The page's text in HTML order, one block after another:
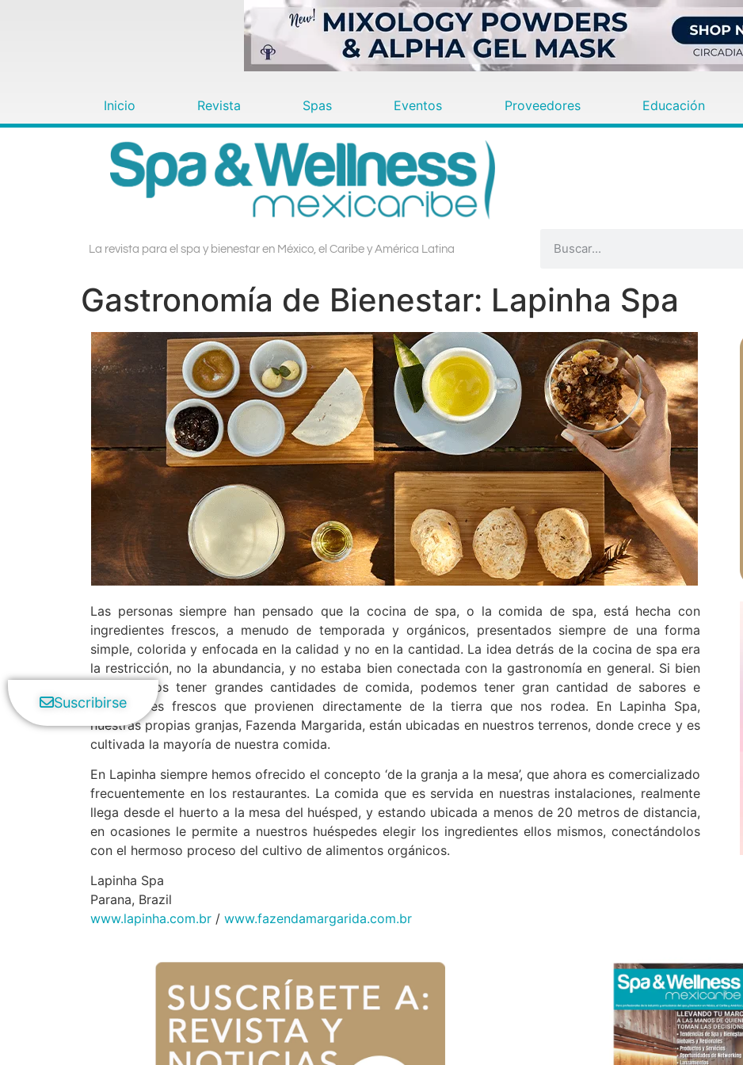
Inicio Revista Spas Eventos Proveedores Educación
La revista para el spa y bienestar en México, el Caribe y América Latina
Gastronomía de Bienestar: Lapinha Spa
Las personas siempre han pensado que la cocina de spa, o la comida de spa, está hecha con
ingredientes frescos, a menudo de temporada y orgánicos, presentados siempre de una forma
simple, colorida y enfocada en la calidad y no en la cantidad. La idea detrás de la cocina de spa era
la restricción, no la abundancia, y no estaba bien conectada con la gastronomía en general. Si bien
no podemos tener grandes cantidades de comida, podemos tener gran cantidad de sabores e
ingredientes frescos que provienen directamente de la tierra que nos rodea. En Lapinha Spa,
nuestras propias granjas, Fazenda Margarida, están ubicadas en nuestros terrenos, donde crece y es
cultivada la mayoría de nuestra comida.
En Lapinha siempre hemos ofrecido el concepto ‘de la granja a la mesa’, que ahora es comercializado
frecuentemente en los restaurantes. La comida que es servida en nuestras instalaciones, realmente
llega desde el huerto a la mesa del huésped, y estando ubicada a menos de 20 metros de distancia,
en ocasiones le permite a nuestros huéspedes elegir los ingredientes ellos mismos, conectándolos
con el hermoso proceso del cultivo de alimentos orgánicos.
Lapinha Spa
Parana, Brazil
www.lapinha.com.br / www.fazendamargarida.com.br
Suscribirse